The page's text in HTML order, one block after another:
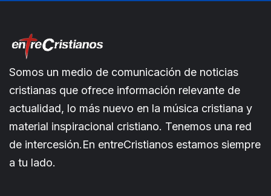
Somos un medio de comunicación de noticias
cristianas que ofrece información relevante de
actualidad, lo más nuevo en la música cristiana y
material inspiracional cristiano. Tenemos una red
de intercesión.En entreCristianos estamos siempre
a tu lado.